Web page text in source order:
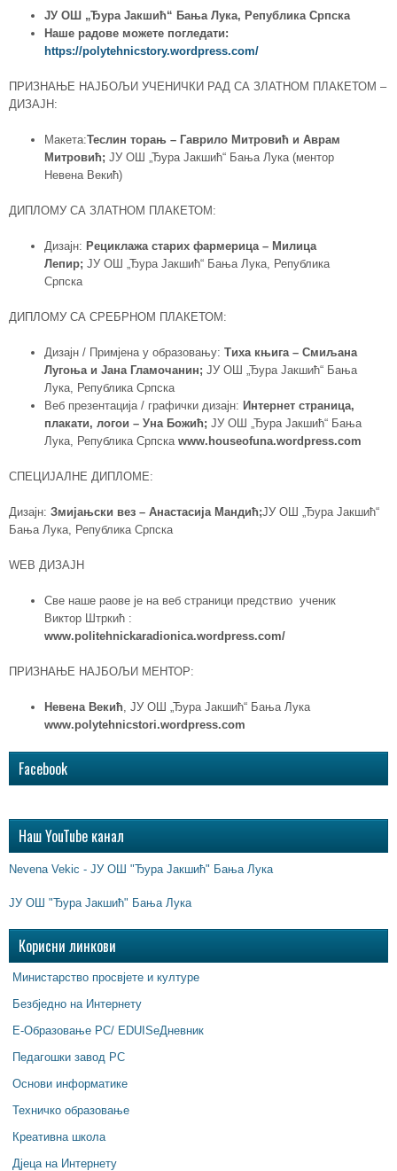
ЈУ ОШ „Ђура Јакшић“ Бања Лука, Република Српска
Наше радове можете погледати:
https://polytehnicstory.wordpress.com/
ПРИЗНАЊЕ НАЈБОЉИ УЧЕНИЧКИ РАД СА ЗЛАТНОМ ПЛАКЕТОМ –
ДИЗАЈН:
Макета:Теслин торањ – Гаврило Митровић и Аврам
Митровић; ЈУ ОШ „Ђура Јакшић“ Бања Лука (ментор
Невена Векић)
ДИПЛОМУ СА ЗЛАТНОМ ПЛАКЕТОМ:
Дизајн: Рециклажа старих фармерица – Милица
Лепир; ЈУ ОШ „Ђура Јакшић“ Бања Лука, Република
Српска
ДИПЛОМУ СА СРЕБРНОМ ПЛАКЕТОМ:
Дизајн / Примјена у образовању: Тиха књига – Смиљана
Лугоња и Јана Гламочанин; ЈУ ОШ „Ђура Јакшић“ Бања
Лука, Република Српска
Веб презентација / графички дизајн: Интернет страница,
плакати, логои – Уна Божић; ЈУ ОШ „Ђура Јакшић“ Бања
Лука, Република Српска www.houseofuna.wordpress.com
СПЕЦИЈАЛНЕ ДИПЛОМЕ:
Дизајн: Змијањски вез – Анастасија Мандић;ЈУ ОШ „Ђура Јакшић“
Бања Лука, Република Српска
WEB ДИЗАЈН
Све наше раове је на веб страници предствио ученик
Виктор Штркић :
www.politehnickaradionica.wordpress.com/
ПРИЗНАЊЕ НАЈБОЉИ МЕНТОР:
Невена Векић, ЈУ ОШ „Ђура Јакшић“ Бања Лука
www.polytehnicstori.wordpress.com
Facebook
Наш YouTube канал
Nevena Vekic - ЈУ ОШ "Ђура Јакшић" Бања Лука
ЈУ ОШ "Ђура Јакшић" Бања Лука
Корисни линкови
Министарство просвјете и културе
Безбједно на Интернету
Е-Образовање РС/ EDUISeДневник
Педагошки завод РС
Основи информатике
Техничко образовање
Креативна школа
Дјеца на Интернету